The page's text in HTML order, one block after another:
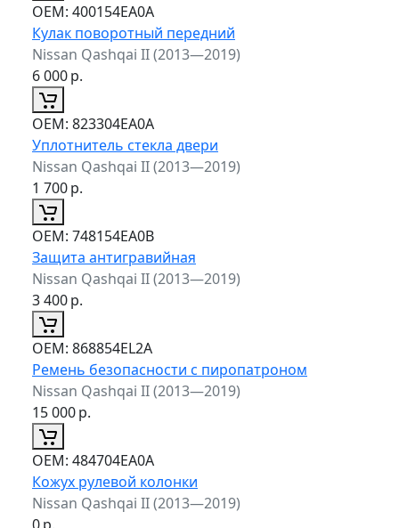
ОЕМ: 400154EA0A
Кулак поворотный передний
Nissan Qashqai II (2013—2019)
6 000р.
ОЕМ: 823304EA0A
Уплотнитель стекла двери
Nissan Qashqai II (2013—2019)
1 700р.
ОЕМ: 748154EA0B
Защита антигравийная
Nissan Qashqai II (2013—2019)
3 400р.
ОЕМ: 868854EL2A
Ремень безопасности с пиропатроном
Nissan Qashqai II (2013—2019)
15 000р.
ОЕМ: 484704EA0A
Кожух рулевой колонки
Nissan Qashqai II (2013—2019)